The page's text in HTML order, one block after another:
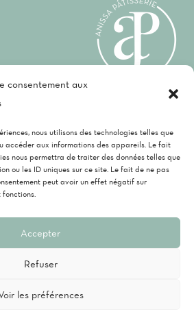
consentement aux
nous utilisons des technologies telles que
accéder aux informations des appareils. Le fait
nous permettra de traiter des données telles que
ou les ID uniques sur ce site. Le fait de ne pas
peut avoir un effet négatif sur
Accepter
Refuser
les préférences
CGV – Politique de
P
ay
p
al
re
e
une société